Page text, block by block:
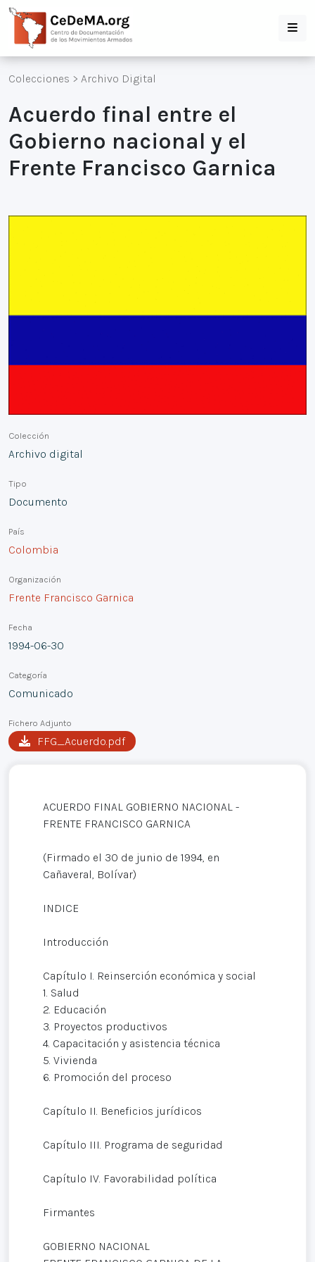
Colecciones > Archivo Digital
Acuerdo final entre el
Gobierno nacional y el
Frente Francisco Garnica
Colección
Archivo digital
Tipo
Documento
País
Colombia
Organización
Frente Francisco Garnica
Fecha
1994-06-30
Categoría
Comunicado
Fichero Adjunto
FFG_Acuerdo.pdf
ACUERDO FINAL GOBIERNO NACIONAL -
FRENTE FRANCISCO GARNICA
(Firmado el 30 de junio de 1994, en
Cañaveral, Bolívar)
INDICE
Introducción
Capítulo I. Reinserción económica y social
1. Salud
2. Educación
3. Proyectos productivos
4. Capacitación y asistencia técnica
5. Vivienda
6. Promoción del proceso
Capítulo II. Beneficios jurídicos
Capítulo III. Programa de seguridad
Capítulo IV. Favorabilidad política
Firmantes
GOBIERNO NACIONAL